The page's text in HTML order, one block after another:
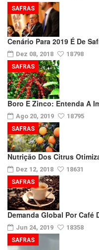
Cenário Para 2019 É De
Dez 08, 2018 18798
SAFRAS
Boro E Zinco: Entenda A
Ago 20, 2019 18795
SAFRAS
Nutrição Dos Citrus
Dez 12, 2018 18631
SAFRAS
Demanda Global Por Café
Jun 24, 2019 18358
SAFRAS
SAFRAS